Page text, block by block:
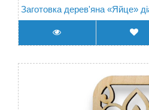
Заготовка дерев'яна «Яйце»